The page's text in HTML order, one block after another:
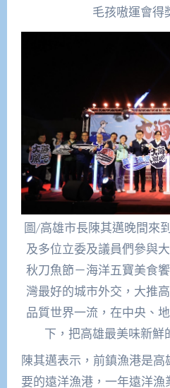
毛孩嗷運會得
圖/高雄市長陳其邁晚間來
及多位立委及議員們參與
秋刀魚節－海洋五寶美食
灣最好的城市外交，大推
品質世界一流，在中央、
下，把高雄最美味新鮮
陳其邁表示，前鎮漁港是
要的遠洋漁港，一年遠洋